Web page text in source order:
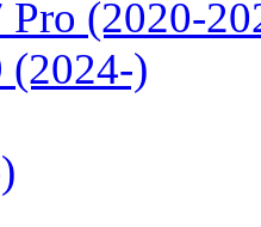
(2020-
(2024-)